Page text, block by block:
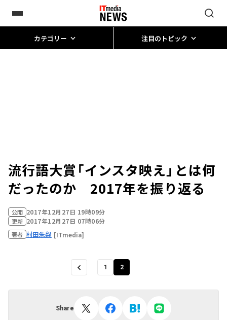
カテゴリー 注目のトピック
流行語大賞「インスタ映え」とは何
だったのか 2017年を振り返る
公開 2017年12月27日 19時09分
更新 2017年12月27日 07時06分
著者 村田朱梨 [ITmedia]
1 2
Share